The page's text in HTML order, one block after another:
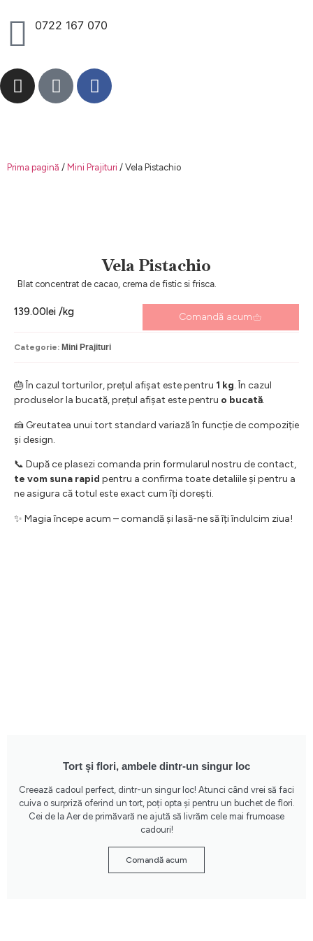
0722 167 070
Prima pagină / Mini Prajituri / Vela Pistachio
Vela Pistachio
Blat concentrat de cacao, crema de fistic si frisca.
139.00 lei /kg Comandă acum
Categorie: Mini Prajituri
🎂 În cazul torturilor, prețul afișat este pentru 1 kg. În cazul
produselor la bucată, prețul afișat este pentru o bucată.
🍰 Greutatea unui tort standard variază în funcție de compoziție
și design.
📞 După ce plasezi comanda prin formularul nostru de contact,
te vom suna rapid pentru a confirma toate detaliile și pentru a
ne asigura că totul este exact cum îți dorești.
✨ Magia începe acum – comandă și lasă-ne să îți îndulcim ziua!
Tort și flori, ambele dintr-un singur loc
Creează cadoul perfect, dintr-un singur loc! Atunci când vrei să faci
cuiva o surpriză oferind un tort, poți opta și pentru un buchet de flori.
Cei de la Aer de primăvară ne ajută să livrăm cele mai frumoase
cadouri!
Comandă acum